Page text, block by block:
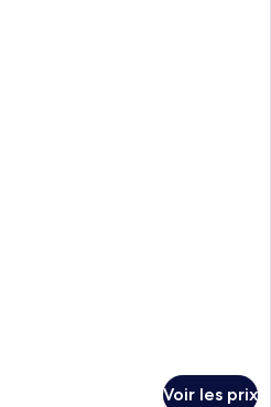
Voir les prix